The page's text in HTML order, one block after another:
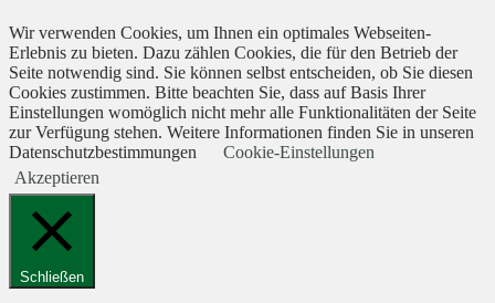
Wir verwenden Cookies, um Ihnen ein optimales Webseiten-
Erlebnis zu bieten. Dazu zählen Cookies, die für den Betrieb der
Seite notwendig sind. Sie können selbst entscheiden, ob Sie diesen
Cookies zustimmen. Bitte beachten Sie, dass auf Basis Ihrer
Einstellungen womöglich nicht mehr alle Funktionalitäten der Seite
zur Verfügung stehen. Weitere Informationen finden Sie in unseren
Datenschutzbestimmungen
Cookie-Einstellungen
Akzeptieren
Schließen